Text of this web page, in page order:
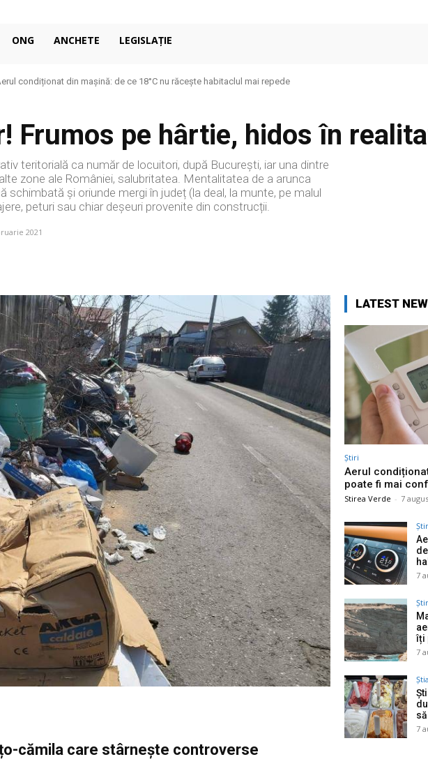
ONG ANCHETE LEGISLAȚIE
condiționat din mașină: de ce 18°C nu răcește habitaclul mai repede
Frumos pe hârtie, hidos în
teritorială ca număr de locuitori, după București, iar una dintre
zone ale României, salubritatea. Mentalitatea de a arunca
și oriunde mergi în județ (la deal, la munte, pe malul
peturi sau chiar deșeuri provenite din construcții.
2021
cămila care stârnește controverse
LATEST
Știri
Aerul
poate fi mai
Stirea Verde - 7
7
îți
7
7